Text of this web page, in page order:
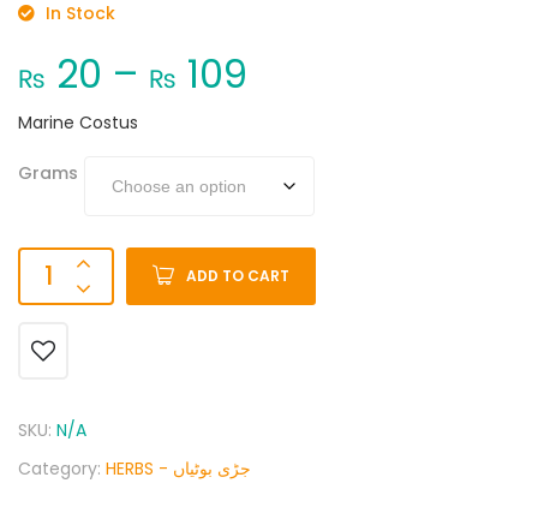
In Stock
₨ 20 – ₨ 109
Marine Costus
Grams
ADD TO CART
SKU: N/A
Category:
HERBS - جڑی بوٹیاں